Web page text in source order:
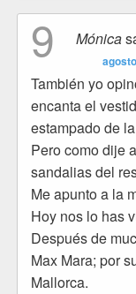
9 Mónica
También yo
encanta el
estampado de
Pero como dije
sandalias del
Me apunto a la
Hoy nos lo has
Después de
Max Mara; por
Mallorca.